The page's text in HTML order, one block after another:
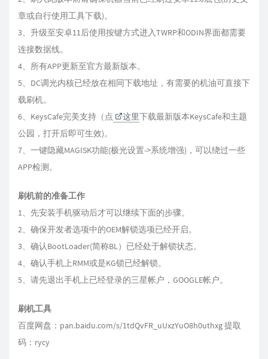
章或自行使用工具下载)。
3、升级至安卓11后使用按键方式进入TWRP和ODIN界面都需要
连接数据线。
4、所有APP更新至官方最新版本。
5、DC调光内核已经放在相同下载地址，有需要的机油可直接下
载刷机。
6、KeysCafe完美支持（点
这里下载最新版本KeysCafe和主题
公园，打开后即可生效)。
7、一键隐藏MAGISK功能(极光设置->系统增强)，可以绕过一些
APP检测。
刷机前的准备工作
1、先安装手机驱动后才可以继续下面的步骤。
2、确保开发者选项中的OEM解锁选项已经开启。
3、确认BootLoader(简称BL）已经处于解锁状态。
4、确认手机上RMM或是KG锁已经解锁。
5、请先退出手机上已经登录的三星帐户，GOOGLE帐户。
刷机工具
百度网盘：pan.baidu.com/s/1tdQvFR_uUxzYuO8h0uthxg 提取
码：rycy